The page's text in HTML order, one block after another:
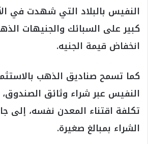
النفيس بالبلاد التي شهدت في
كبير على السبائك والجنيهات
انخفاض قيمة الجنيه.
كما تسمح صناديق الذهب
النفيس عبر شراء وثائق
تكلفة اقتناء المعدن نفسه، إلى
الشراء بمبالغ صغيرة.